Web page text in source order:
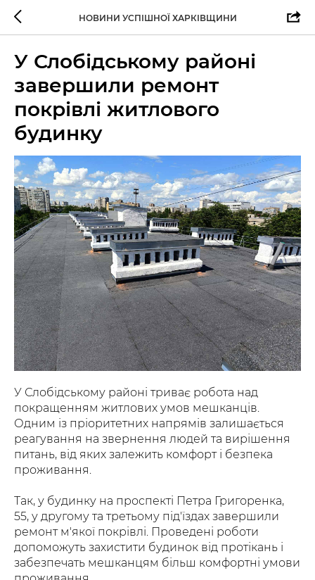
НОВИНИ УСПІШНОЇ ХАРКІВЩИНИ
У Слобідському районі
завершили ремонт
покрівлі житлового
будинку
У Слобідському районі триває робота над
покращенням житлових умов мешканців.
Одним із пріоритетних напрямів залишається
реагування на звернення людей та вирішення
питань, від яких залежить комфорт і безпека
проживання.
Так, у будинку на проспекті Петра Григоренка,
55, у другому та третьому під'їздах завершили
ремонт м'якої покрівлі. Проведені роботи
допоможуть захистити будинок від протікань і
забезпечать мешканцям більш комфортні умови